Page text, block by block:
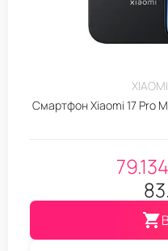
Смартфон Xiaomi 17 Pro
79.134